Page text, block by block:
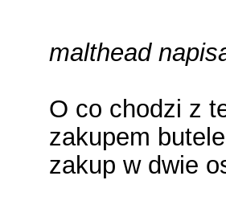
malthead
O co chodzi z
zakupem
zakup w dwie